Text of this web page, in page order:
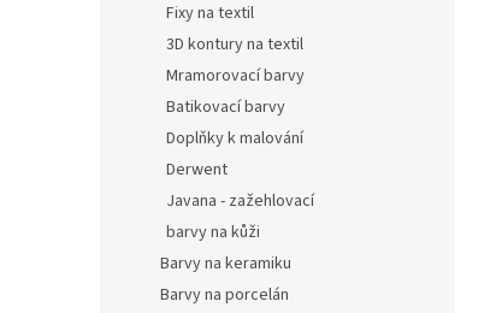
Fixy na textil
3D kontury na textil
Mramorovací barvy
Batikovací barvy
Doplňky k malování
Derwent
Javana - zažehlovací
barvy na kůži
Barvy na keramiku
Barvy na porcelán